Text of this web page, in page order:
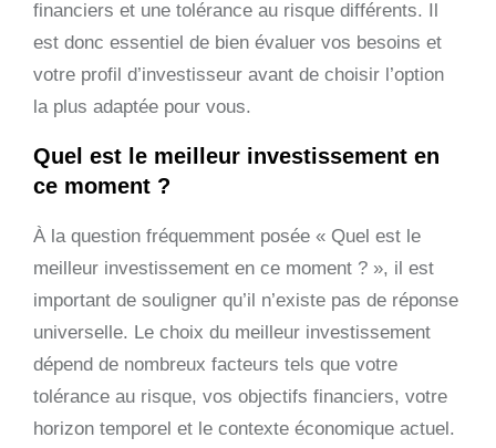
financiers et une tolérance au risque différents. Il
est donc essentiel de bien évaluer vos besoins et
votre profil d’investisseur avant de choisir l’option
la plus adaptée pour vous.
Quel est le meilleur investissement en
ce moment ?
À la question fréquemment posée « Quel est le
meilleur investissement en ce moment ? », il est
important de souligner qu’il n’existe pas de réponse
universelle. Le choix du meilleur investissement
dépend de nombreux facteurs tels que votre
tolérance au risque, vos objectifs financiers, votre
horizon temporel et le contexte économique actuel.